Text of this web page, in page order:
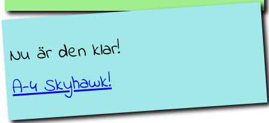
Nu är den klar!
A-4 Skyhawk!